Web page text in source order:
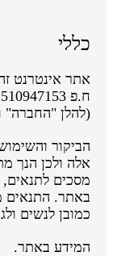
כללי
אתר אינטרנט זה
(להלן "החברה"
הביקור
אלה ולכן הנך
מסכים לתנאים,
באתר. התנאים
כמובן לנשים
המידע באתר.